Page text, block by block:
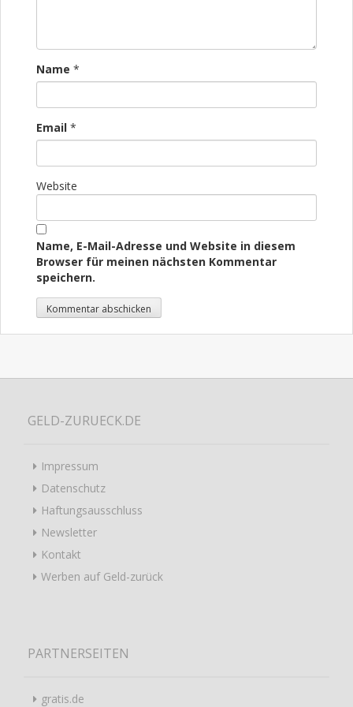
Name *
Email *
Website
Name, E-Mail-Adresse und Website in diesem
Browser für meinen nächsten Kommentar
speichern.
GELD-ZURUECK.DE
Impressum
Datenschutz
Haftungsausschluss
Newsletter
Kontakt
Werben auf Geld-zurück
PARTNERSEITEN
gratis.de